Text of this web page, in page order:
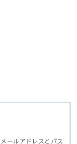
メールアドレスとパス